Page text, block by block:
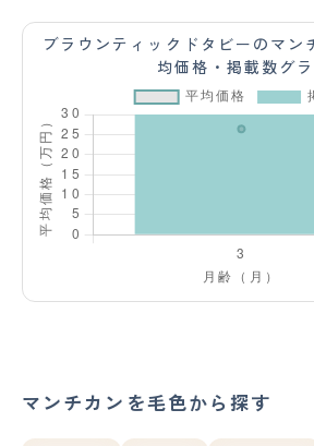
ブラウンティックドタビーのマン
均価格・掲載数グラ
マンチカンを毛色から探す